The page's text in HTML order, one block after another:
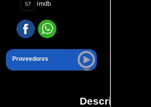
57 Imdb
Proveedores
Descripción